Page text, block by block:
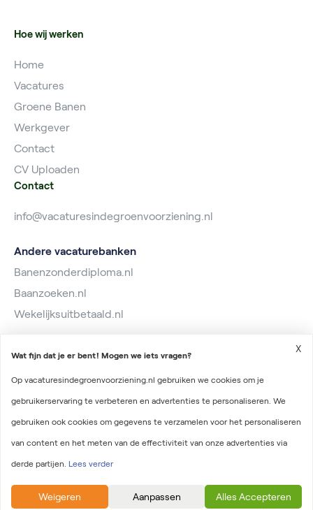
Filtersmogelijkheden
Hoe wij werken
Home
Vacatures
Groene Banen
Werkgever
Contact
CV Uploaden
Contact
info@vacaturesindegroenvoorziening.nl
Andere vacaturebanken
Banenzonderdiploma.nl
Baanzoeken.nl
Wekelijksuitbetaald.nl
Privacyverklaring
Onderdeel van Irys Vacaturelab
Wat fijn dat je er bent! Mogen we iets vragen?
Op vacaturesindegroenvoorziening.nl gebruiken we cookies om je
gebruikerservaring te verbeteren en advertenties te personaliseren. We
gebruiken ook cookies om gegevens te verzamelen voor het personaliseren
van content en het meten van de effectiviteit van onze advertenties via
derde partijen. Lees verder
Weigeren Aanpassen Alles Accepteren
X